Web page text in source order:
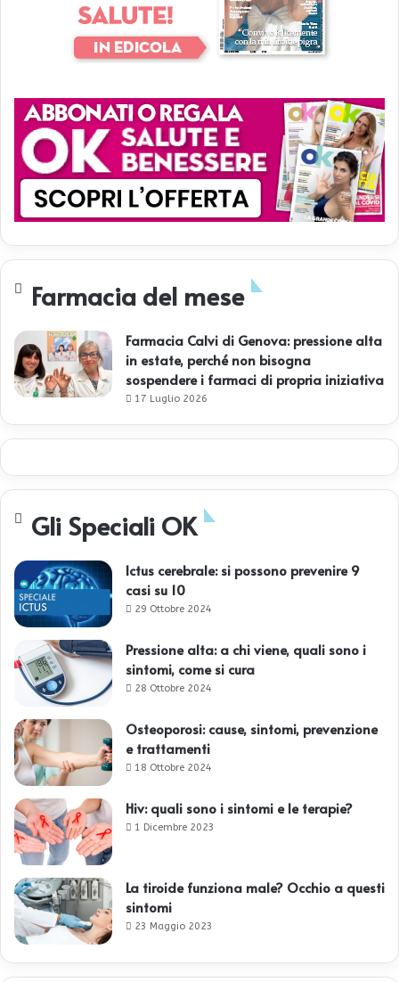
Farmacia del mese
Farmacia Calvi di Genova: pressione alta
in estate, perché non bisogna
sospendere i farmaci di propria iniziativa
17 Luglio 2026
Gli Speciali OK
Ictus cerebrale: si possono prevenire 9
casi su 10
29 Ottobre 2024
Pressione alta: a chi viene, quali sono i
sintomi, come si cura
28 Ottobre 2024
Osteoporosi: cause, sintomi, prevenzione
e trattamenti
18 Ottobre 2024
Hiv: quali sono i sintomi e le terapie?
1 Dicembre 2023
La tiroide funziona male? Occhio a questi
sintomi
23 Maggio 2023